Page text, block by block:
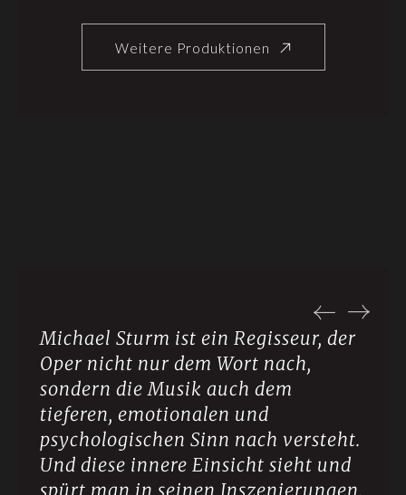
Weitere Produktionen
Michael Sturm ist ein Regisseur, der
Oper nicht nur dem Wort nach,
sondern die Musik auch dem
tieferen, emotionalen und
psychologischen Sinn nach versteht.
Und diese innere Einsicht sieht und
spürt man in seinen Inszenierungen.
Seine Fähigkeit, die musikalische
Vision Beethovens in ein
unvergessliches Erlebnis zu
verwandeln, war bewundernswert
und inspirierend. Insgesamt war
diese Fidelio-Produktion mit
Michael Sturm eine unvergessliche